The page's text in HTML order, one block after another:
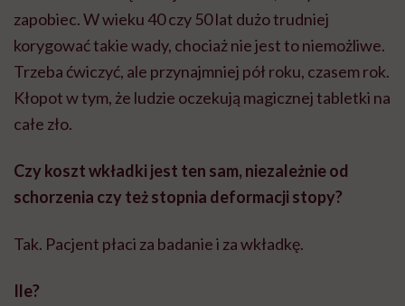
zapobiec. W wieku 40 czy 50 lat dużo trudniej
korygować takie wady, chociaż nie jest to niemożliwe.
Trzeba ćwiczyć, ale przynajmniej pół roku, czasem rok.
Kłopot w tym, że ludzie oczekują magicznej tabletki na
całe zło.
Czy koszt wkładki jest ten sam, niezależnie od
schorzenia czy też stopnia deformacji stopy?
Tak. Pacjent płaci za badanie i za wkładkę.
Ile?